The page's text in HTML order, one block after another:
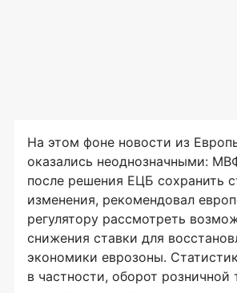
На этом фоне новости из
оказались неоднозначными:
после решения ЕЦБ сохранить
изменения, рекомендовал
регулятору рассмотреть
снижения ставки для
экономики еврозоны.
в частности, оборот розничной